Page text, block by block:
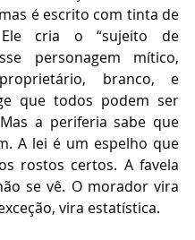
é escrito com tinta de
Ele cria o “sujeito de
personagem mítico,
branco, e
que todos podem ser
a periferia sabe que
A lei é um espelho que
rostos certos. A favela
se vê. O morador vira
vira estatística.